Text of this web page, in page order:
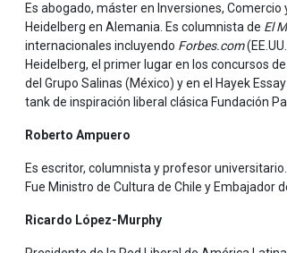
Es abogado, máster en Inversiones,
Heidelberg en Alemania. Es columnista de El
internacionales incluyendo Forbes.com
Heidelberg, el primer lugar en los concursos
del Grupo Salinas (México) y en el Hayek
tank de inspiración liberal clásica Fundación
Roberto Ampuero
Es escritor, columnista y profesor
Fue Ministro de Cultura de Chile y Embajador
Ricardo López-Murphy